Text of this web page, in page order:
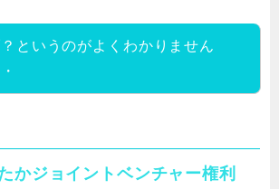
というのがよくわかりません
ジョイントベンチャー権利